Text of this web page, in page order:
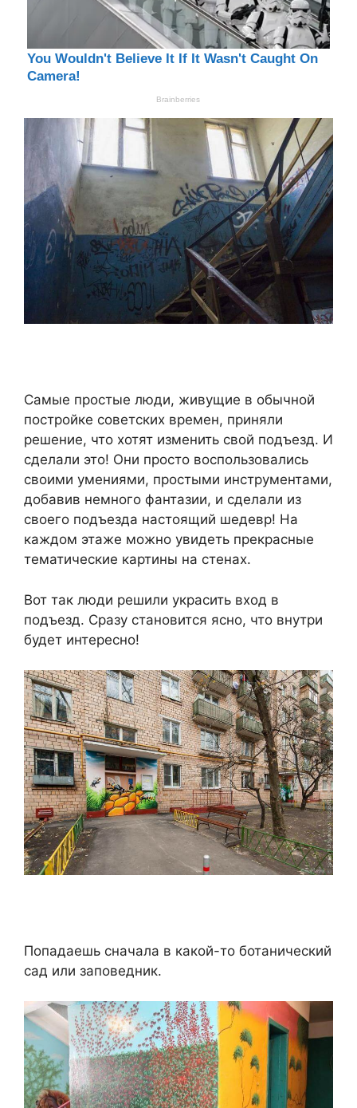
Самые простые люди, живущие в обычной
постройке советских времен, приняли
решение, что хотят изменить свой подъезд. И
сделали это! Они просто воспользовались
своими умениями, простыми инструментами,
добавив немного фантазии, и сделали из
своего подъезда настоящий шедевр! На
каждом этаже можно увидеть прекрасные
тематические картины на стенах.
Вот так люди решили украсить вход в
подъезд. Сразу становится ясно, что внутри
будет интересно!
Попадаешь сначала в какой-то ботанический
сад или заповедник.